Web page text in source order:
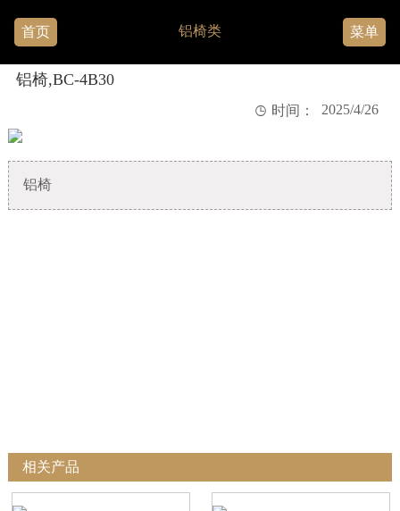
首页 铝椅类 菜单
铝椅,BC-4B30
 时间： 2025/4/26
铝椅
相关产品